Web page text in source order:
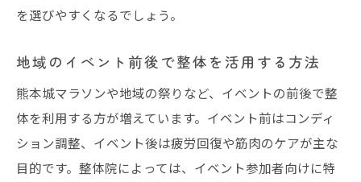
を選びやすくなるでしょう。
地域のイベント前後で整体を活用する方法
熊本城マラソンや地域の祭りなど、イベントの前後で整
体を利用する方が増えています。イベント前はコンディ
ション調整、イベント後は疲労回復や筋肉のケアが主な
目的です。整体院によっては、イベント参加者向けに特